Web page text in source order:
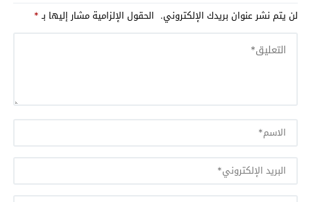
لن يتم نشر عنوان بريدك الإلكتروني. الحقول الإلزامية مشار إليها بـ*